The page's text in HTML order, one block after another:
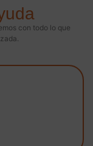
con todo lo que